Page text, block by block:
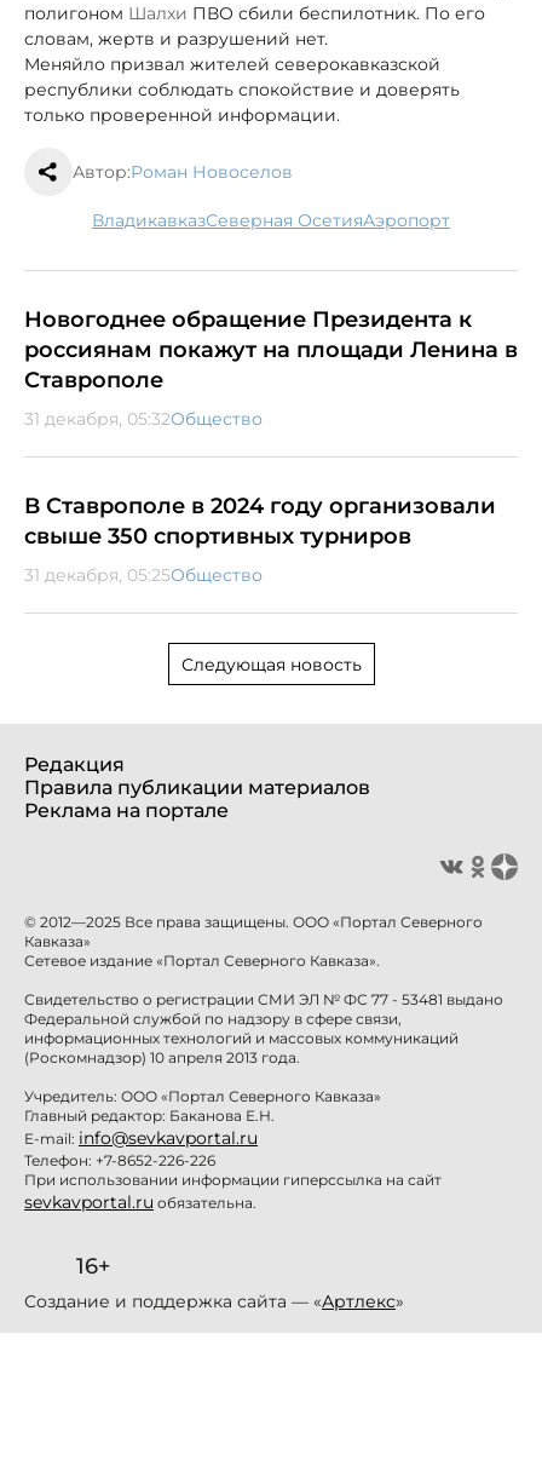
полигоном Шалхи ПВО сбили беспилотник. По его
словам, жертв и разрушений нет.
Меняйло призвал жителей северокавказской
республики соблюдать спокойствие и доверять
только проверенной информации.
Автор:Роман Новоселов
Владикавказ Северная Осетия аэропорт
Новогоднее обращение Президента к
россиянам покажут на площади Ленина в
Ставрополе
31 декабря, 05:32Общество
В Ставрополе в 2024 году организовали
свыше 350 спортивных турниров
31 декабря, 05:25Общество
Следующая новость
Редакция
Правила публикации материалов
Реклама на портале
© 2012—2025 Все права защищены. ООО «Портал Северного
Кавказа»
Сетевое издание «Портал Северного Кавказа».
Свидетельство о регистрации СМИ ЭЛ № ФС 77 - 53481 выдано
Федеральной службой по надзору в сфере связи,
информационных технологий и массовых коммуникаций
(Роскомнадзор) 10 апреля 2013 года.
Учредитель: ООО «Портал Северного Кавказа»
Главный редактор: Баканова Е.Н.
E-mail: info@sevkavportal.ru
Телефон: +7-8652-226-226
При использовании информации гиперссылка на сайт
sevkavportal.ru обязательна.
16+
Создание и поддержка сайта — «Артлекс»